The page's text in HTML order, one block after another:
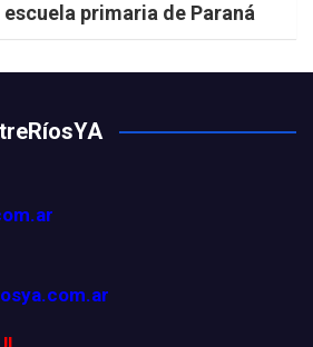
primaria de Paraná